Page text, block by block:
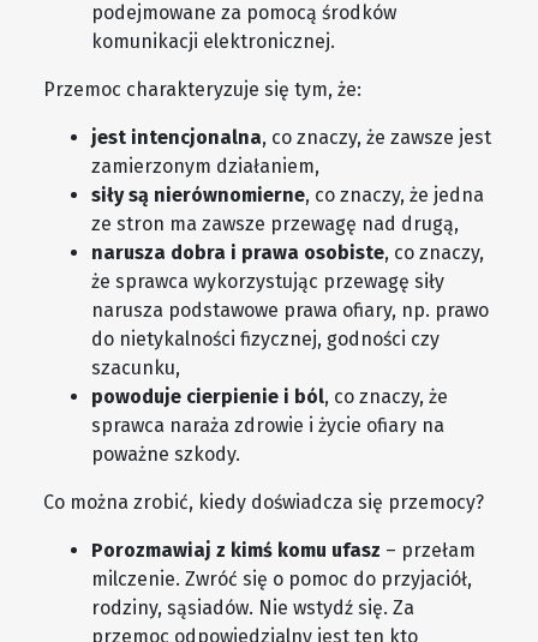
podejmowane za pomocą środków
komunikacji elektronicznej.
Przemoc charakteryzuje się tym, że:
jest intencjonalna, co znaczy, że zawsze jest
zamierzonym działaniem,
siły są nierównomierne, co znaczy, że jedna
ze stron ma zawsze przewagę nad drugą,
narusza dobra i prawa osobiste, co znaczy,
że sprawca wykorzystując przewagę siły
narusza podstawowe prawa ofiary, np. prawo
do nietykalności fizycznej, godności czy
szacunku,
powoduje cierpienie i ból, co znaczy, że
sprawca naraża zdrowie i życie ofiary na
poważne szkody.
Co można zrobić, kiedy doświadcza się przemocy?
Porozmawiaj z kimś komu ufasz – przełam
milczenie. Zwróć się o pomoc do przyjaciół,
rodziny, sąsiadów. Nie wstydź się. Za
przemoc odpowiedzialny jest ten kto